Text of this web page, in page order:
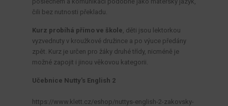
čili bez nutnosti překladu.
Kurz probíhá přímo ve škole , děti jsou lektorkou
vyzvednuty v kroužkové družince a po výuce předány
zpět. Kurz je určen pro žáky druhé třídy, nicméně je
možné zapojit i jinou věkovou kategorii.
Učebnice Nutty's English 2
https://www.klett.cz/eshop/nuttys-english-2-zakovsky-